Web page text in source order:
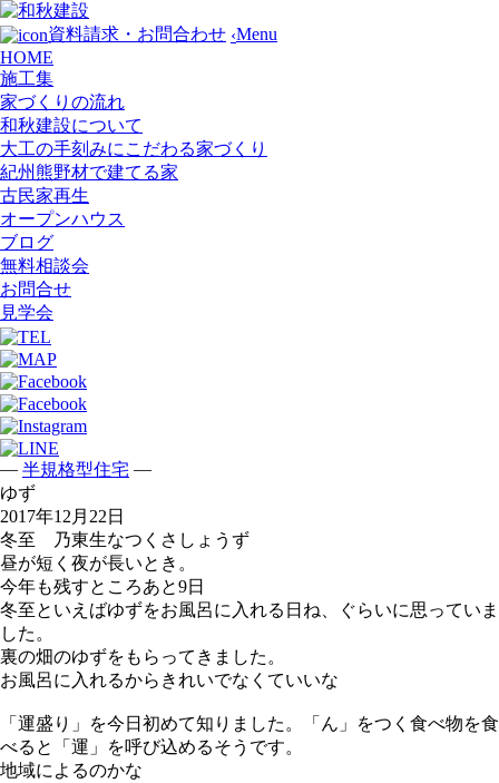
資料請求・お問合わせ ‹Menu
HOME
施工集
家づくりの流れ
和秋建設について
大工の手刻みにこだわる家づくり
紀州熊野材で建てる家
古民家再生
オープンハウス
ブログ
無料相談会
お問合せ
見学会
— 半規格型住宅 —
ゆず
2017年12月22日
冬至 乃東生なつくさしょうず
昼が短く夜が長いとき。
今年も残すところあと9日
冬至といえばゆずをお風呂に入れる日ね、ぐらいに思っていま
した。
裏の畑のゆずをもらってきました。
お風呂に入れるからきれいでなくていいな
「運盛り」を今日初めて知りました。「ん」をつく食べ物を食
べると「運」を呼び込めるそうです。
地域によるのかな